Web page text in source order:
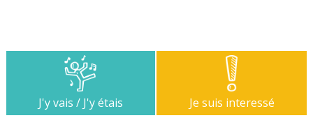
J'y vais / J'y étais Je suis interessé